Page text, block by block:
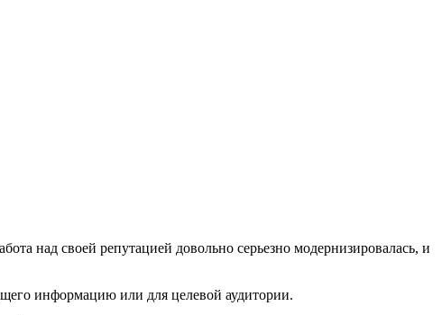
над своей репутацией довольно серьезно модернизировалась, и
информацию или для целевой аудитории.